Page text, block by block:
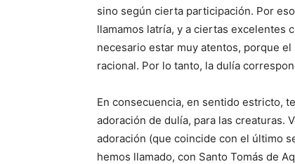
sino según cierta participación. Por
llamamos latría, y a ciertas excelentes
necesario estar muy atentos, porque
racional. Por lo tanto, la dulía
En consecuencia, en sentido estricto,
adoración de dulía, para las creaturas.
adoración (que coincide con el último
hemos llamado, con Santo Tomás de